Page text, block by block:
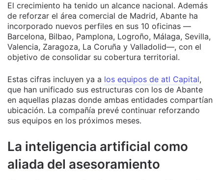
El crecimiento ha tenido un alcance nacional. Además
de reforzar el área comercial de Madrid, Abante ha
incorporado nuevos perfiles en sus 10 oficinas —
Barcelona, Bilbao, Pamplona, Logroño, Málaga, Sevilla,
Valencia, Zaragoza, La Coruña y Valladolid—, con el
objetivo de consolidar su cobertura territorial.
Estas cifras incluyen ya a los equipos de atl Capital,
que han unificado sus estructuras con los de Abante
en aquellas plazas donde ambas entidades compartían
ubicación. La compañía prevé continuar reforzando
sus equipos en los próximos meses.
La inteligencia artificial como
aliada del asesoramiento